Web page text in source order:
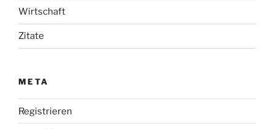
Wirtschaft
Zitate
META
Registrieren